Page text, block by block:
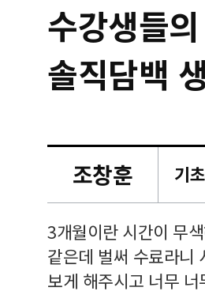
수강생들의
솔직담백
조창훈
3개월이란 시간이 무
같은데 벌써 수료라니
보게 해주시고 너무